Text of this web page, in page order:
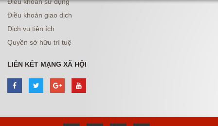
Điều khoản giao dịch
Dịch vụ tiện ích
Quyền sở hữu trí tuệ
LIÊN KẾT MẠNG XÃ HỘI